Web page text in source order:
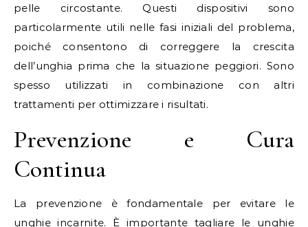
pelle circostante. Questi dispositivi sono
particolarmente utili nelle fasi iniziali del problema,
poiché consentono di correggere la crescita
dell’unghia prima che la situazione peggiori. Sono
spesso utilizzati in combinazione con altri
trattamenti per ottimizzare i risultati.
Prevenzione e Cura
Continua
La prevenzione è fondamentale per evitare le
unghie incarnite. È importante tagliare le unghie